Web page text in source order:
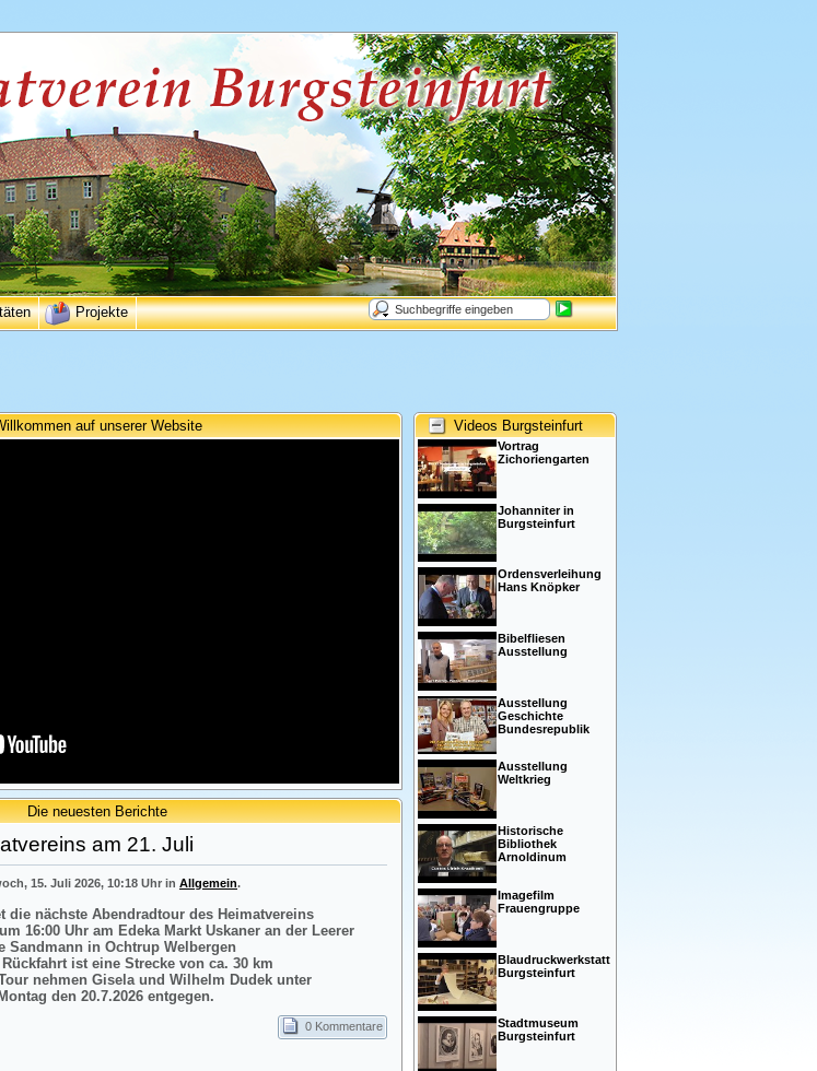
Projekte
auf unserer Website
Die neuesten Berichte
am 21. Juli
15. Juli 2026, 10:18 Uhr in Allgemein.
die nächste Abendradtour des Heimatvereins
16:00 Uhr am Edeka Markt Uskaner an der Leerer
Sandmann in Ochtrup Welbergen
ist eine Strecke von ca. 30 km
nehmen Gisela und Wilhelm Dudek unter
den 20.7.2026 entgegen.
0 Kommentare
Videos Burgsteinfurt
Vortrag
Zichoriengarten
Johanniter in
Burgsteinfurt
Ordensverleihung
Hans Knöpker
Bibelfliesen
Ausstellung
Ausstellung
Geschichte
Bundesrepublik
Ausstellung
Weltkrieg
Historische
Bibliothek
Arnoldinum
Imagefilm
Frauengruppe
Blaudruckwerkstatt
Burgsteinfurt
Stadtmuseum
Burgsteinfurt